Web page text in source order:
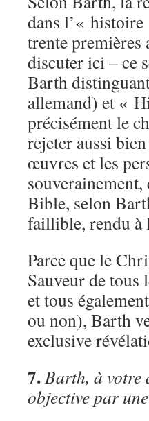
dans l’«
trente premières
discuter ici – ce
Barth
allemand) et «
précisément le
rejeter aussi
œuvres et les
Bible, selon
faillible, rendu à
Parce que le
Sauveur de tous
et tous
ou non), Barth
exclusive
7.Barth, à votre
objective par